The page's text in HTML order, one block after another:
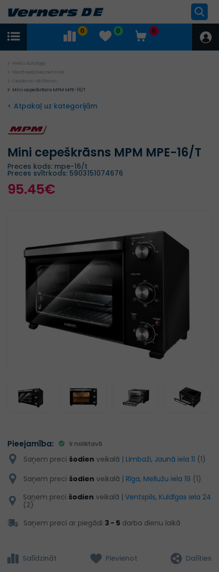
0 0 0
Preču katalogs
Mazā sadzīves tehnika
Cepšanai vārīšanai
Mini cepeškrāsns MPM MPE-16/T
< Atpakaļ uz kategorijām
Mini cepeškrāsns MPM MPE-16/T
Preces kods: mpe-16/t
Preces svītrkods: 5903151074676
95.45€
Pieejamība: Ir noliktavā
Saņem preci šodien veikalā | Limbaži, Jaunā iela 11 (1)
Saņem preci šodien veikalā | Rīga, Mellužu iela 19 (1)
Saņem preci šodien veikalā | Ventspils, Kuldīgas iela 24
(2)
Saņem preci ar piegādi 3 - 5 darba dienu laikā
Salīdzināt Pievienot Dalīties